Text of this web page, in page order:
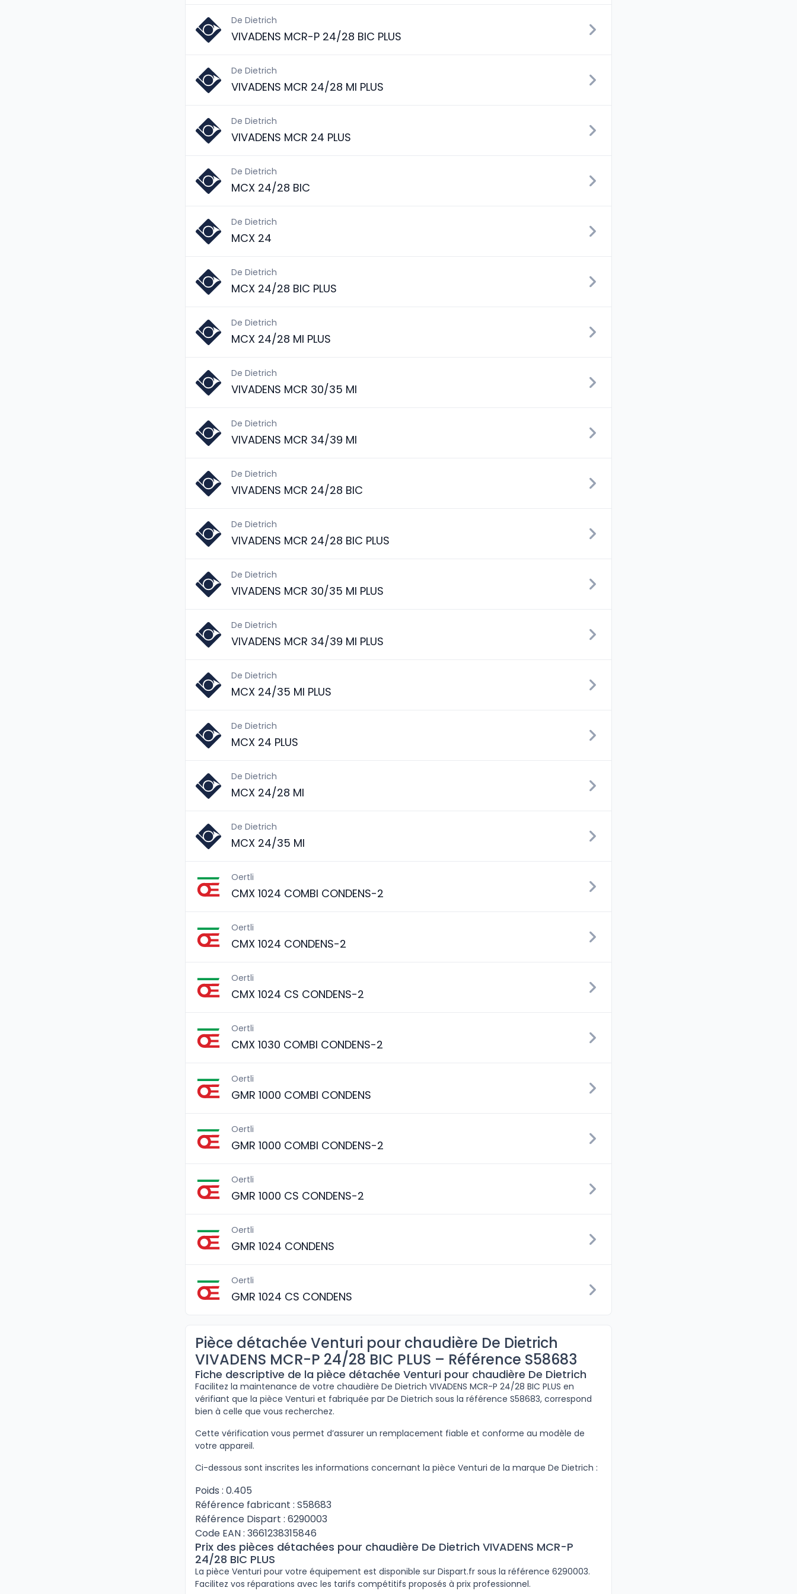
De Dietrich
VIVADENS MCR-P 24/28 BIC PLUS
De Dietrich
VIVADENS MCR 24/28 MI PLUS
De Dietrich
VIVADENS MCR 24 PLUS
De Dietrich
MCX 24/28 BIC
De Dietrich
MCX 24
De Dietrich
MCX 24/28 BIC PLUS
De Dietrich
MCX 24/28 MI PLUS
De Dietrich
VIVADENS MCR 30/35 MI
De Dietrich
VIVADENS MCR 34/39 MI
De Dietrich
VIVADENS MCR 24/28 BIC
De Dietrich
VIVADENS MCR 24/28 BIC PLUS
De Dietrich
VIVADENS MCR 30/35 MI PLUS
De Dietrich
VIVADENS MCR 34/39 MI PLUS
De Dietrich
MCX 24/35 MI PLUS
De Dietrich
MCX 24 PLUS
De Dietrich
MCX 24/28 MI
De Dietrich
MCX 24/35 MI
Oertli
CMX 1024 COMBI CONDENS-2
Oertli
CMX 1024 CONDENS-2
Oertli
CMX 1024 CS CONDENS-2
Oertli
CMX 1030 COMBI CONDENS-2
Oertli
GMR 1000 COMBI CONDENS
Oertli
GMR 1000 COMBI CONDENS-2
Oertli
GMR 1000 CS CONDENS-2
Oertli
GMR 1024 CONDENS
Oertli
GMR 1024 CS CONDENS
Pièce détachée Venturi pour chaudière De Dietrich
VIVADENS MCR-P 24/28 BIC PLUS – Référence S58683
Fiche descriptive de la pièce détachée Venturi pour chaudière De Dietrich
Facilitez la maintenance de votre chaudière De Dietrich VIVADENS MCR-P 24/28 BIC PLUS en
vérifiant que la pièce Venturi et fabriquée par De Dietrich sous la référence S58683, correspond
bien à celle que vous recherchez.
Cette vérification vous permet d’assurer un remplacement fiable et conforme au modèle de
votre appareil.
Ci-dessous sont inscrites les informations concernant la pièce Venturi de la marque De Dietrich :
Poids : 0.405
Référence fabricant : S58683
Référence Dispart : 6290003
Code EAN : 3661238315846
Prix des pièces détachées pour chaudière De Dietrich VIVADENS MCR-P
24/28 BIC PLUS
La pièce Venturi pour votre équipement est disponible sur Dispart.fr sous la référence 6290003.
Facilitez vos réparations avec les tarifs compétitifs proposés à prix professionnel.